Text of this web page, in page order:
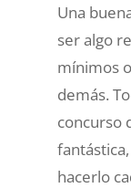
Una
ser algo
mínimos
demás.
concurso
hacerlo